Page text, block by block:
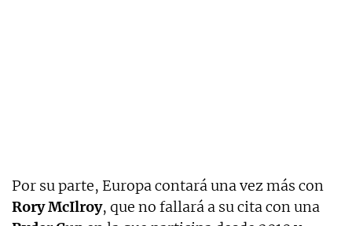
Por su parte, Europa contará una vez más con
Rory McIlroy, que no fallará a su cita con una